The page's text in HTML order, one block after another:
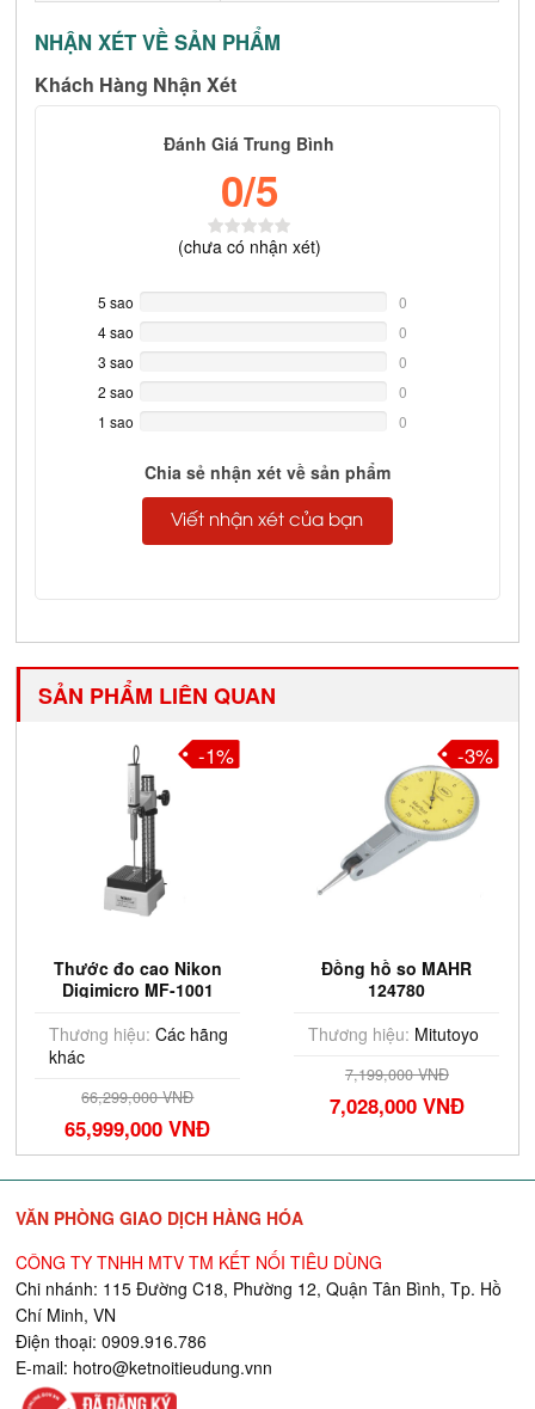
NHẬN XÉT VỀ SẢN PHẨM
Khách Hàng Nhận Xét
Đánh Giá Trung Bình
0/5
(chưa có nhận xét)
5 sao
Complete
0
4 sao
Complete
0
3 sao
Complete
0
2 sao
Complete
0
1 sao
0
Chia sẻ nhận xét về sản phẩm
Viết nhận xét của bạn
SẢN PHẨM LIÊN QUAN
Thước đo cao Nikon
Digimicro MF-1001
Thương hiệu: Các hãng
khác
66,299,000 VNĐ
65,999,000 VNĐ
-1%
Đồng hồ so MAHR
124780
Thương hiệu: Mitutoyo
7,199,000 VNĐ
7,028,000 VNĐ
-3%
VĂN PHÒNG GIAO DỊCH HÀNG HÓA
CÔNG TY TNHH MTV TM KẾT NỐI TIÊU DÙNG
Chi nhánh: 115 Đường C18, Phường 12, Quận Tân Bình, Tp. Hồ
Chí Minh, VN
Điện thoại: 0909.916.786
E-mail: hotro@ketnoitieudung.vnn